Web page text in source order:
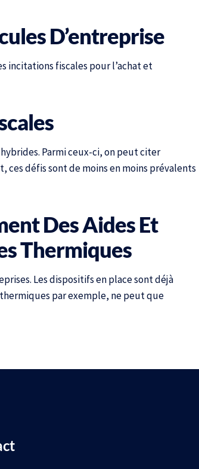
D’entreprise
incitations fiscales pour l’achat et
Parmi ceux-ci, on peut citer
ces défis sont de moins en moins prévalents
Des Aides Et
Thermiques
Les dispositifs en place sont déjà
par exemple, ne peut que